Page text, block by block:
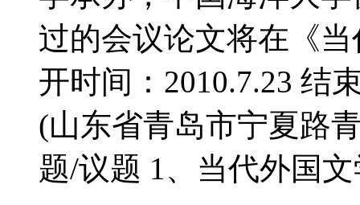
过的会议论文将在《
开时间：2010.7.23 结
(山东省青岛市宁夏路
题/议题 1、当代外国文